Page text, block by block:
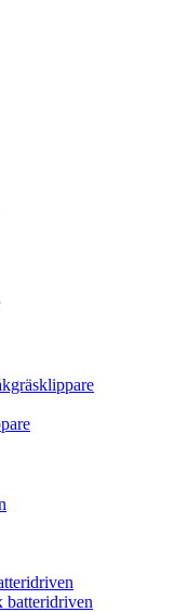
batteridriven